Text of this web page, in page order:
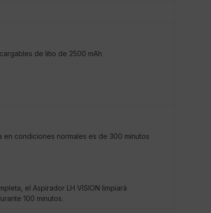
de litio de 2500 mAh
en condiciones normales es de 300 minutos
el Aspirador LH VISION limpiará
100 minutos.